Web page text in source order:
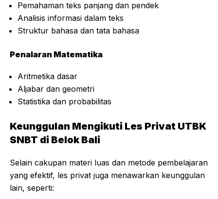
Pemahaman teks panjang dan pendek
Analisis informasi dalam teks
Struktur bahasa dan tata bahasa
Penalaran Matematika
Aritmetika dasar
Aljabar dan geometri
Statistika dan probabilitas
Keunggulan Mengikuti Les Privat UTBK
SNBT di Belok Bali
Selain cakupan materi luas dan metode pembelajaran
yang efektif, les privat juga menawarkan keunggulan
lain, seperti: